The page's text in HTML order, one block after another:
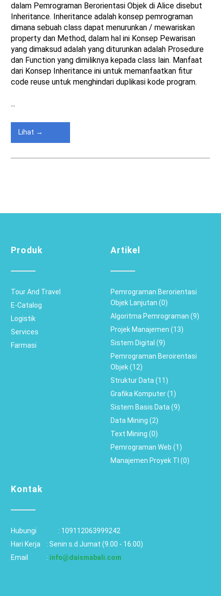
dalam Pemrograman Berorientasi Objek di Alice disebut
Inheritance. Inheritance adalah konsep pemrograman
dimana sebuah class dapat menurunkan / mewariskan
property dan Method, dalam hal ini Konsep Pewarisan
yang dimaksud adalah yang diturunkan adalah Prosedure
dan Function yang dimiliknya kepada class lain. Manfaat
dari Konsep Inheritance ini untuk memanfaatkan fitur
code reuse untuk menghindari duplikasi kode program.
...
Lihat →
Produk
Tour And Travel
E-Catalog
Logistik
Services
Farmasi
Artikel
Pemrograman Berorientasi
Objek Lanjutan (0)
Algoritma Pemrograman (9)
Projek Manajemen (13)
Sistem Digital (9)
Pemrograman Beroirentasi
Objek (12)
Struktur Data (11)
Grafika Komputer (1)
Sistem Basis Data (9)
Data Mining (2)
Text Mining (0)
Pemrograman Web (1)
Manajemen Proyek TI (0)
Kontak
Hubungi		: 109112063999242
Hari Kerja 	: Senin s.d Jumat (9.00 - 16.00)
Email 		: info@daismabali.com